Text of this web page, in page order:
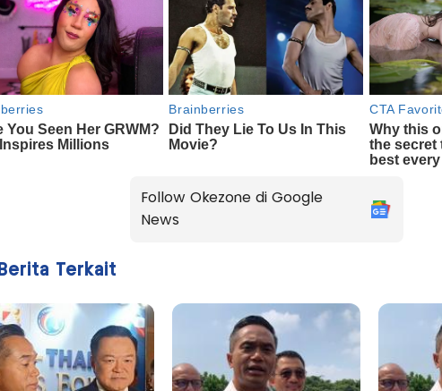
Follow Okezone di Google
News
Berita Terkait